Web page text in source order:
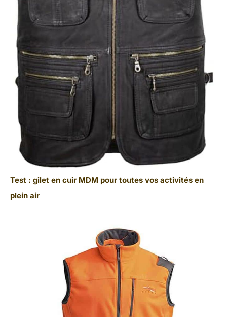
Test : gilet en cuir MDM pour toutes vos activités en
plein air